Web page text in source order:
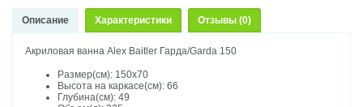
Описание Характеристики Отзывы (0)
Акриловая ванна Alex Baitler Гарда/Garda 150
Размер(см): 150х70
Высота на каркасе(см): 66
Глубина(см): 49